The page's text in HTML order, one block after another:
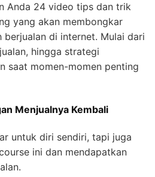
Anda 24 video tips dan trik
yang akan membongkar
berjualan di internet. Mulai dari
hingga strategi
saat momen-momen penting
Menjualnya Kembali
untuk diri sendiri, tapi juga
ini dan mendapatkan